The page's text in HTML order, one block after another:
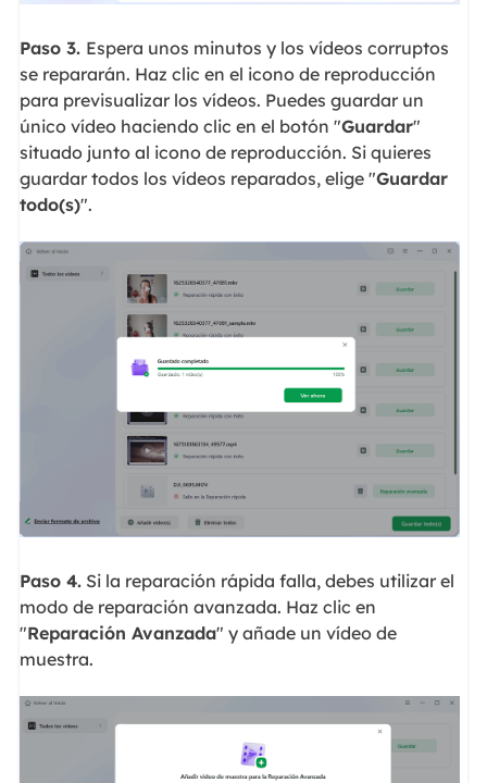
Paso 3. Espera unos minutos y los vídeos corruptos
se repararán. Haz clic en el icono de reproducción
para previsualizar los vídeos. Puedes guardar un
único vídeo haciendo clic en el botón "Guardar"
situado junto al icono de reproducción. Si quieres
guardar todos los vídeos reparados, elige "Guardar
todo(s)".
Paso 4.Si la reparación rápida falla, debes utilizar el
modo de reparación avanzada. Haz clic en
"Reparación Avanzada" y añade un vídeo de
muestra.